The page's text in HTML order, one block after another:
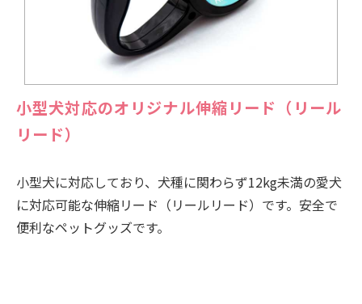
小型犬対応のオリジナル伸縮リード（リール
リード）
小型犬に対応しており、犬種に関わらず12kg未満の愛犬
に対応可能な伸縮リード（リールリード）です。安全で
便利なペットグッズです。